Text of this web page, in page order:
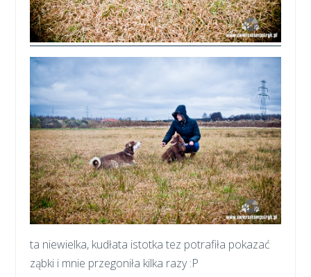
ta niewielka, kudłata istotka tez potrafiła pokazać
ząbki i mnie przegoniła kilka razy :P